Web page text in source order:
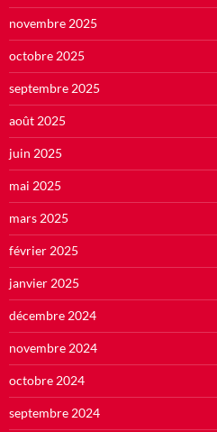
novembre 2025
octobre 2025
septembre 2025
août 2025
juin 2025
mai 2025
mars 2025
février 2025
janvier 2025
décembre 2024
novembre 2024
octobre 2024
septembre 2024